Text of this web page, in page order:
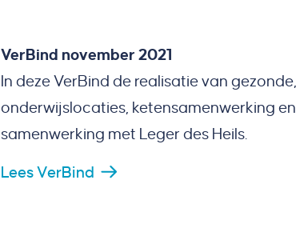
VerBind november 2021
In deze VerBind de realisatie van
onderwijslocaties, ketensamenwerking
samenwerking met Leger des Heils.
Lees VerBind